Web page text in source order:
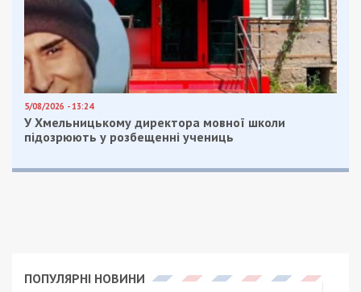
5/08/2026 - 13:24
У Хмельницькому директора мовної школи
підозрюють у розбещенні учениць
ПОПУЛЯРНІ НОВИНИ